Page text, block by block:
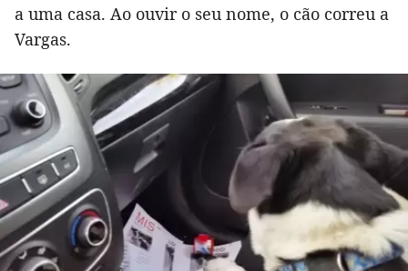
a uma casa. Ao ouvir o seu nome, o cão correu a
Vargas.